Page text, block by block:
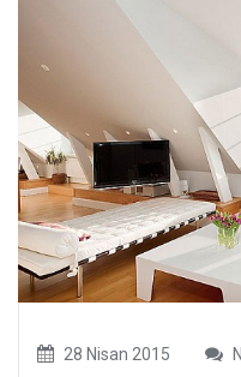
28 Nisan 2015